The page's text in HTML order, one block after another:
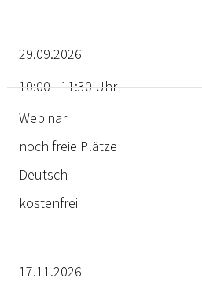
Termin
Dauer
Ort
Sprache
29.09.2026
10:00 - 11:30 Uhr
Webinar
noch freie Plätze
Deutsch
kostenfrei
17.11.2026